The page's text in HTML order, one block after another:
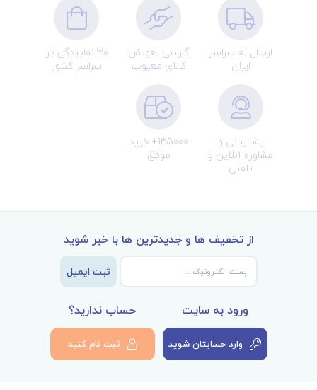
ارسال به سراسر
ایران
گارانتی تعویض
کالای معیوب
30 نمایندگی در
سراسر کشور
پشتیبانی و
مشاوره آنلاین و
تلفنی
135000+ خرید
موفق
از تخفیف ها و جدیدترین ها با خبر شوید
ثبت ایمیل
ورود به سایت
وارد حسابتان شوید
حساب ندارید؟
ثبت نام کنید